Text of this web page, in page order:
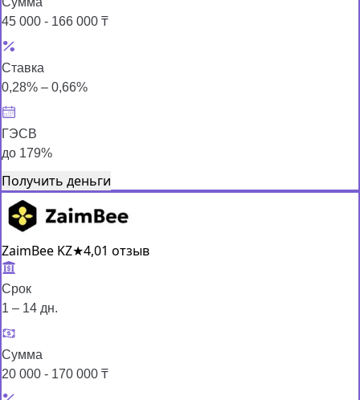
45 000 - 166 000 ₸
Ставка
0,28% – 0,66%
ГЭСВ
до 179%
Получить деньги
ZaimBee KZ★4,01 отзыв
Срок
1 – 14 дн.
Сумма
20 000 - 170 000 ₸